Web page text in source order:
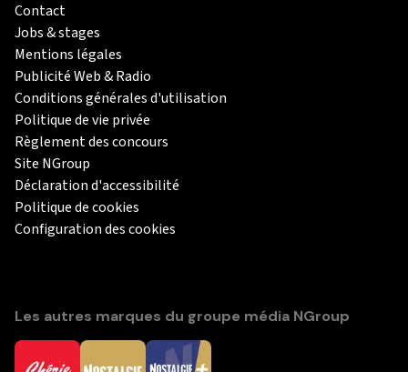
Contact
Jobs & stages
Mentions légales
Publicité Web & Radio
Conditions générales d'utilisation
Politique de vie privée
Règlement des concours
Site NGroup
Déclaration d'accessibilité
Politique de cookies
Configuration des cookies
Les autres marques du groupe média NGroup